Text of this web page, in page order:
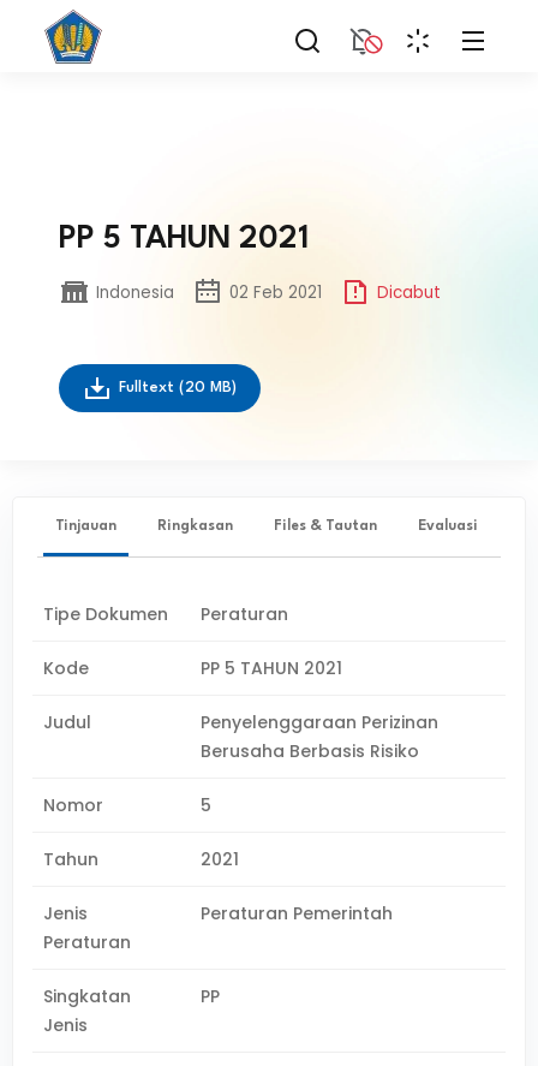
PP 5 TAHUN 2021
Indonesia 02 Feb 2021 Dicabut
Fulltext (20 MB)
Tinjauan Ringkasan Files & Tautan Evaluasi
Tipe Dokumen Peraturan
Kode PP 5 TAHUN 2021
Judul
Penyelenggaraan Perizinan
Berusaha Berbasis Risiko
Nomor 5
Tahun 2021
Jenis
Peraturan
Peraturan Pemerintah
Singkatan
Jenis
PP